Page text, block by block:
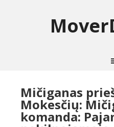
Mičiganas
Mokesčių:
komanda: